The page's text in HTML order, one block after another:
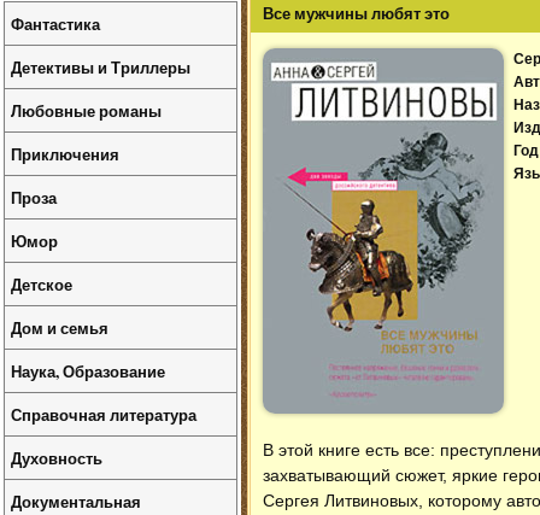
Все мужчины любят это
В этой книге есть все:
захватывающий сюжет, яркие
Сергея Литвиновых, которому
Фантастика
Детективы и Триллеры
Любовные романы
Приключения
Проза
Юмор
Детское
Дом и семья
Наука, Образование
Справочная литература
Духовность
Документальная